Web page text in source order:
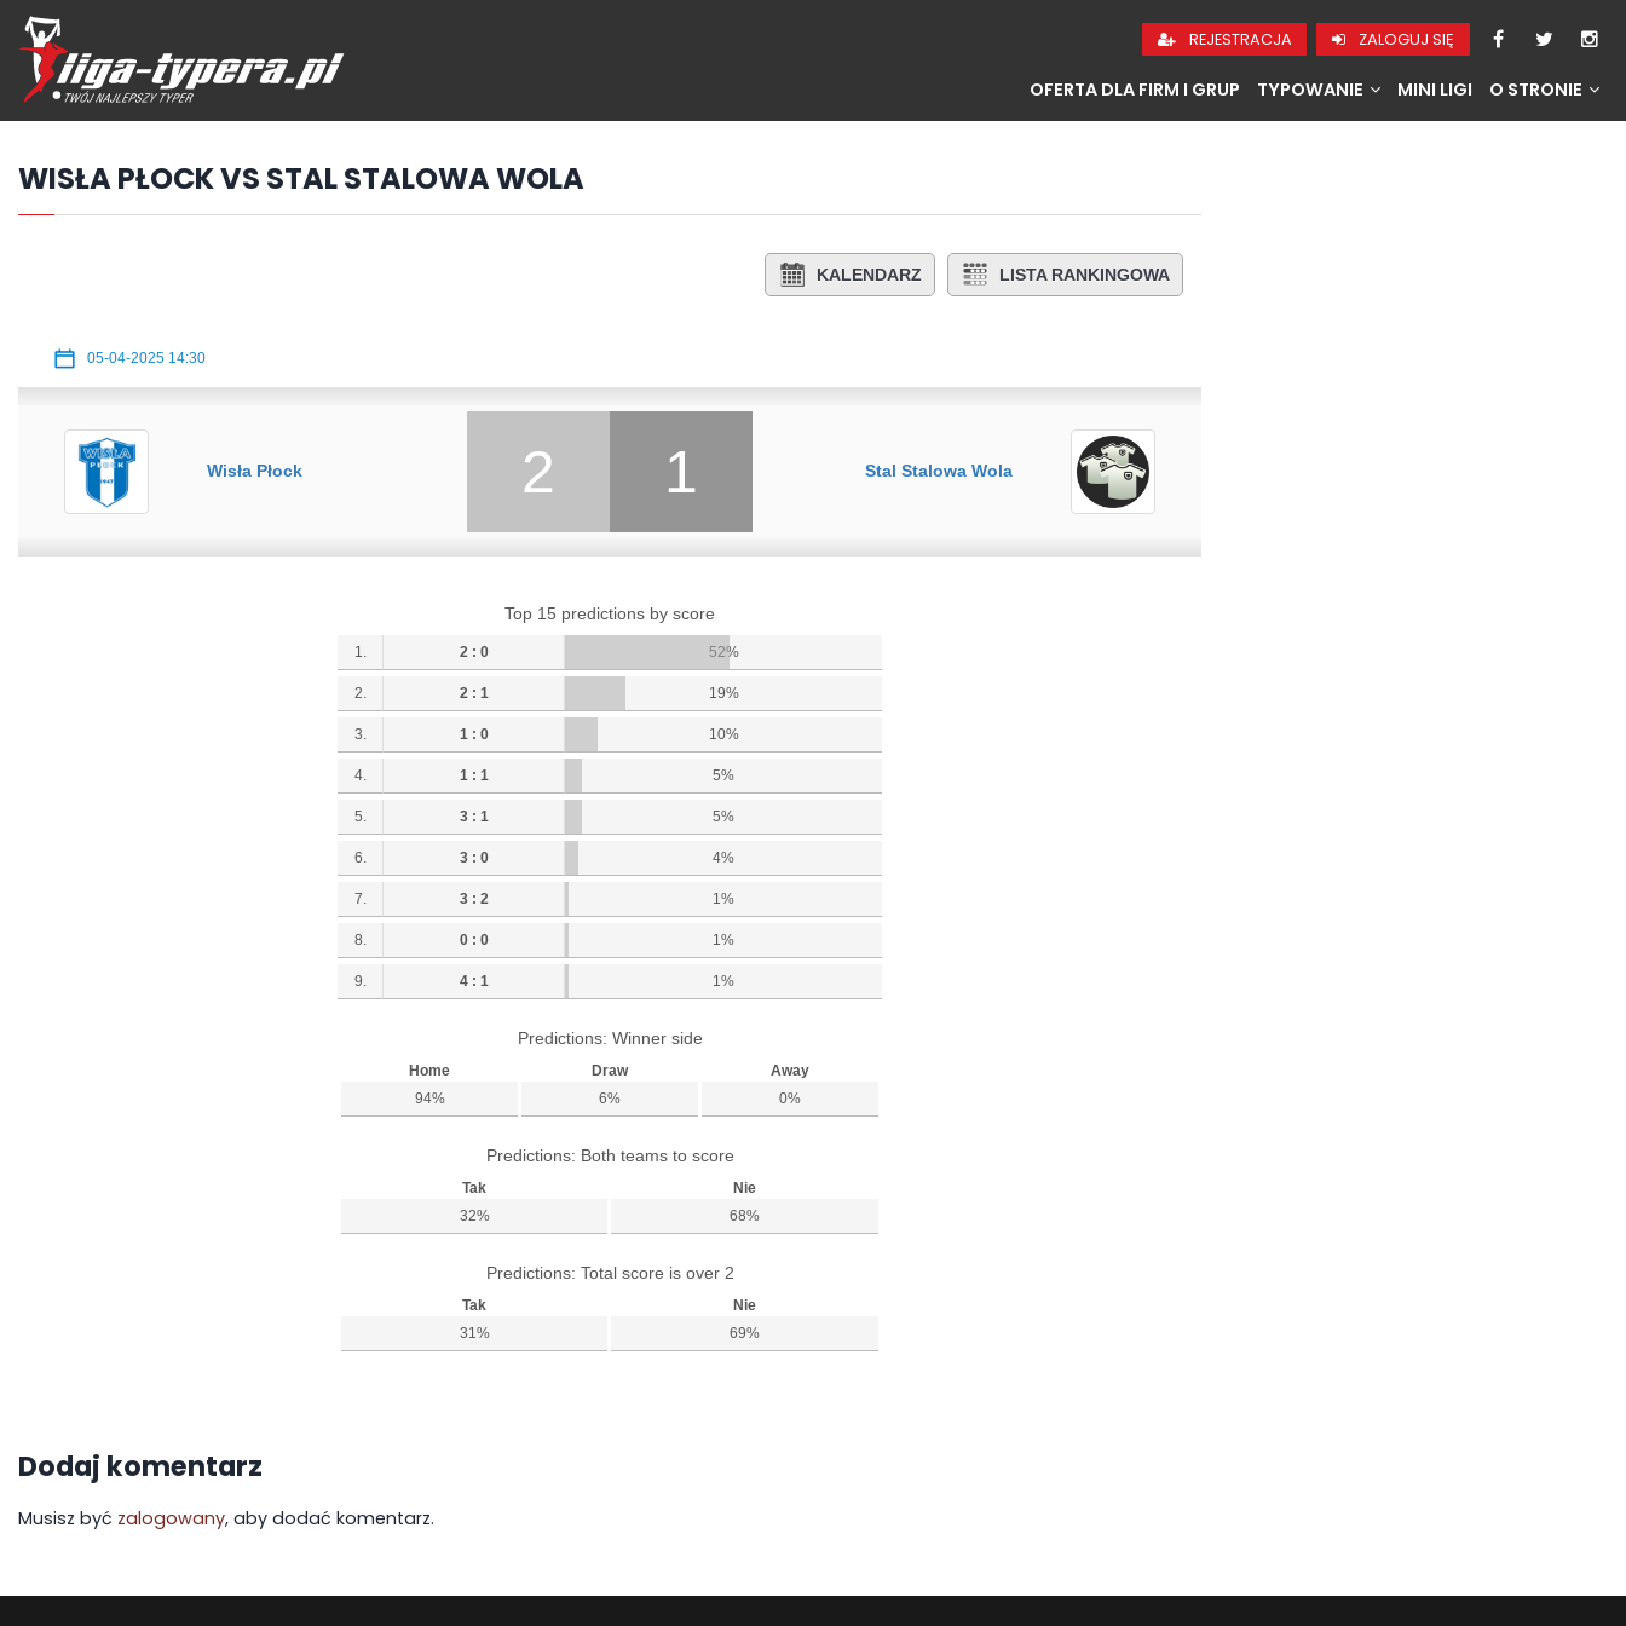
Przejdź
hdo
treści
REJESTRACJA ZALOGUJ SIĘ
OFERTA DLA FIRM I GRUP TYPOWANIE MINI LIGI O STRONIE
WISŁA PŁOCK VS STAL STALOWA WOLA
KALENDARZ LISTA RANKINGOWA
05-04-2025 14:30
Wisła Płock 2 1 Stal Stalowa Wola
Top 15 predictions by score
1. 2 : 0 52%
2. 2 : 1 19%
3. 1 : 0 10%
4. 1 : 1 5%
5. 3 : 1 5%
6. 3 : 0 4%
7. 3 : 2 1%
8. 0 : 0 1%
9. 4 : 1 1%
Predictions: Winner side
Home Draw
Away
94%
6% 0%
Predictions: Both teams to score
Tak
Nie
32%
68%
Predictions: Total score is over 2
Tak
Nie
31%
69%
Dodaj komentarz
Musisz być zalogowany, aby dodać komentarz.